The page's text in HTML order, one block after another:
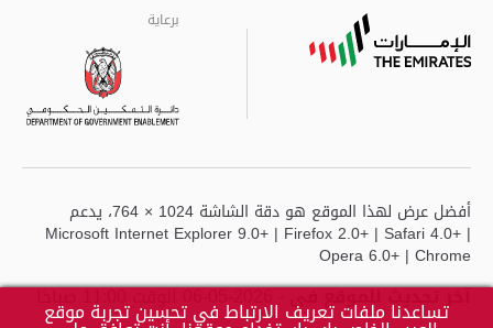
برعاية
برعاية
أفضل عرض لهذا الموقع هو دقة الشاشة 1024 × 764، يدعم
Microsoft Internet Explorer 9.0+ | Firefox 2.0+ | Safari 4.0+ |
Opera 6.0+ | Chrome
آخر تحديث للموقع في- 2026-05-06 الوقت 11:00 صباحًا
تساعدنا ملفات تعريف الارتباط في تحسين تجربة موقع